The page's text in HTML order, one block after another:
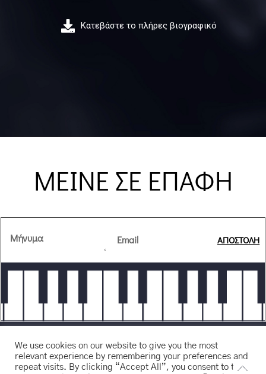
Κατεβάστε το πλήρες βιογραφικό
ΜΕΙΝΕ ΣΕ ΕΠΑΦΗ
ΑΠΟΣΤΟΛΗ
We use cookies on our website to give you the most
relevant experience by remembering your preferences and
repeat visits. By clicking “Accept All”, you consent to the